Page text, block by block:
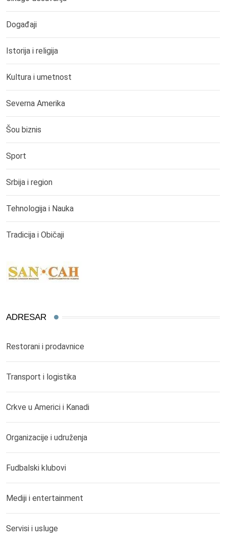
Događaji
Istorija i religija
Kultura i umetnost
Severna Amerika
Šou biznis
Sport
Srbija i region
Tehnologija i Nauka
Tradicija i Običaji
ADRESAR
Restorani i prodavnice
Transport i logistika
Crkve u Americi i Kanadi
Organizacije i udruženja
Fudbalski klubovi
Mediji i entertainment
Servisi i usluge